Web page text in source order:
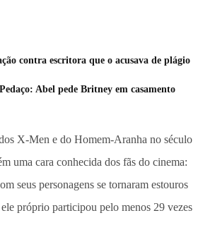
contra escritora que o acusava de plágio
Abel pede Britney em casamento
X-Men e do Homem-Aranha no século
uma cara conhecida dos fãs do cinema:
seus personagens se tornaram estouros
próprio participou pelo menos 29 vezes